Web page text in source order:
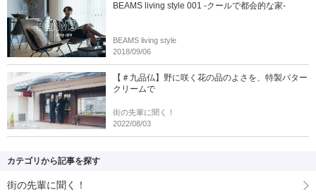
BEAMS living style 001 -クールで都会的な家-
BEAMS living style
2018/09/06
【＃九品仏】野に咲く花の品のよさを、特製バター
クリームで
街の先輩に聞く！
2022/08/03
カテゴリから記事を探す
街の先輩に聞く！